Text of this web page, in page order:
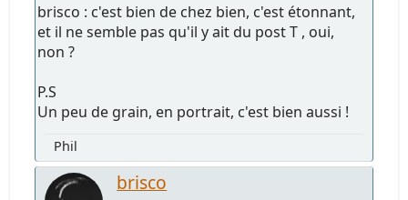
brisco : c'est bien de chez bien, c'est étonnant,
et il ne semble pas qu'il y ait du post T , oui,
non ?
P.S
Un peu de grain, en portrait, c'est bien aussi !
Phil
brisco